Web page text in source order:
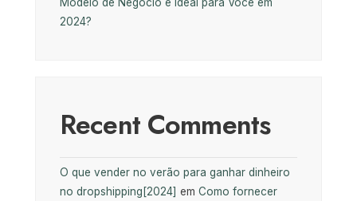
2024?
Recent Comments
O que vender no verão para ganhar dinheiro
no dropshipping[2024] em Como fornecer